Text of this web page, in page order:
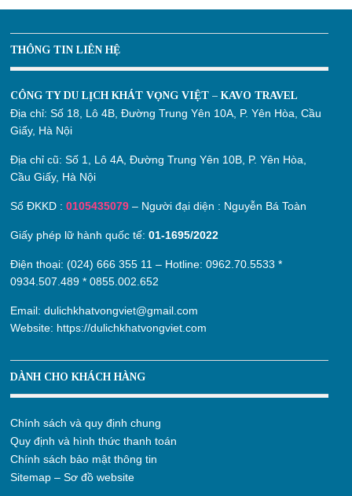
THÔNG TIN LIÊN HỆ
CÔNG TY DU LỊCH KHÁT VỌNG VIỆT – KAVO TRAVEL
Địa chỉ:Số 18, Lô 4B, Đường Trung Yên 10A, P. Yên Hòa, Cầu
Giấy, Hà Nội
Địa chỉ cũ:Số 1, Lô 4A, Đường Trung Yên 10B, P. Yên Hòa,
Cầu Giấy, Hà Nội
Số ĐKKD :0105435079 – Người đại diện : Nguyễn Bá Toàn
Giấy phép lữ hành quốc tế:01-1695/2022
Điện thoại: (024) 666 355 11 – Hotline:0962.70.5533 *
0934.507.489 *0855.002.652
Email:dulichkhatvongviet@gmail.com
Website: https://dulichkhatvongviet.com
DÀNH CHO KHÁCH HÀNG
Chính sách và quy định chung
Quy định và hình thức thanh toán
Chính sách bảo mật thông tin
Sitemap – Sơ đồ website